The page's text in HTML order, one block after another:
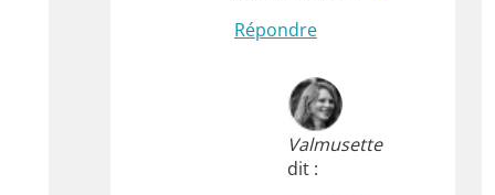
Répondre
Valmusette
dit :